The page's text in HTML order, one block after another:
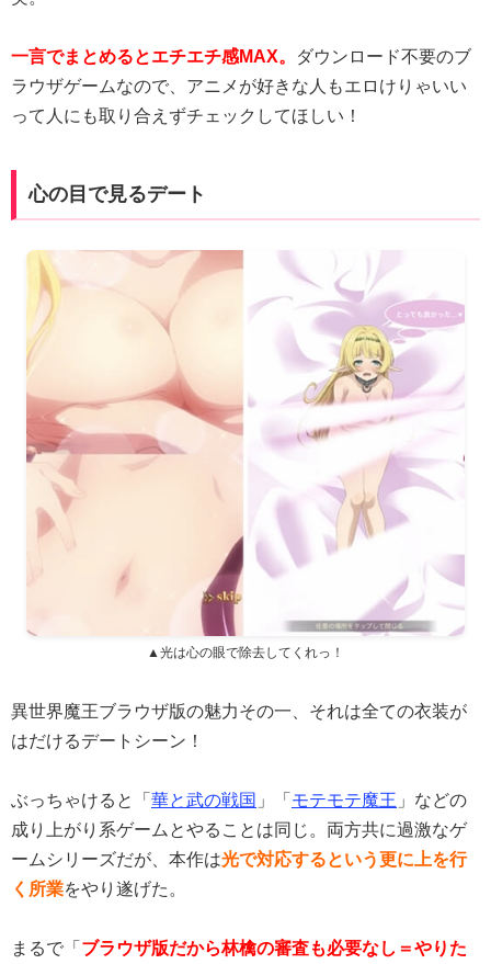
一言でまとめるとエチエチ感MAX。
ダウンロード不要のブ
ラウザゲームなので、アニメが好きな人もエロけりゃいい
って人にも取り合えずチェックしてほしい！
心の目で見るデート
▲光は心の眼で除去してくれっ！
異世界魔王ブラウザ版の魅力その一、それは全ての衣装が
はだけるデートシーン！
ぶっちゃけると「 華と武の戦国 」「 モテモテ魔王 」などの
成り上がり系ゲームとやることは同じ。両方共に過激なゲ
ームシリーズだが、本作は光で対応するという更に上を行
く所業をやり遂げた。
まるで「 ブラウザ版だから林檎の審査も必要なし＝やりた